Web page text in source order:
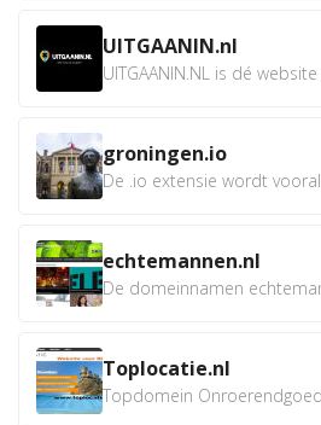
UITGAANIN.nl
groningen.io
echtemannen.nl
Toplocatie.nl